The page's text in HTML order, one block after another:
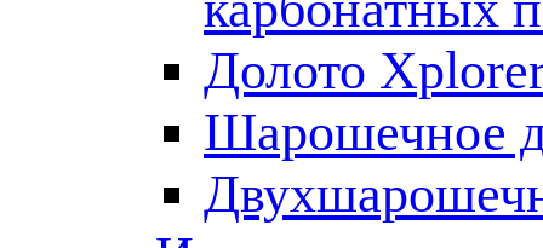
Долото
Шарошечное